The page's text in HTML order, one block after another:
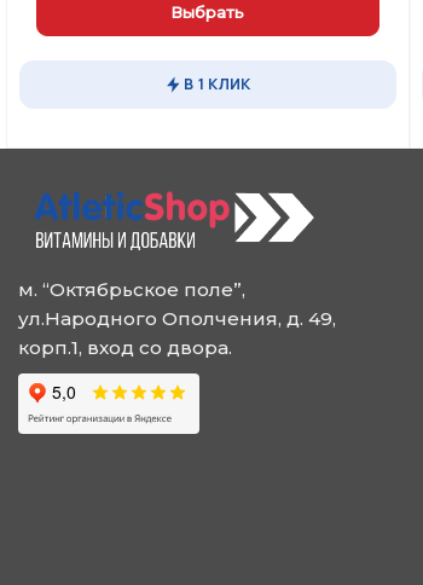
Выбрать
вариаций.
можно
выбрать
на
товара.
В 1 КЛИК
м. “Октябрьское поле”,
ул.Народного Ополчения, д. 49,
корп.1, вход со двора.